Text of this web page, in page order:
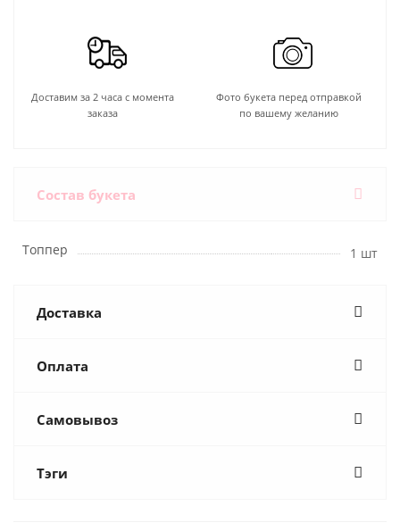
Доставим за 2 часа с момента
заказа
Фото букета перед отправкой
по вашему желанию
Состав букета
Топпер 1 шт
Доставка
Оплата
Самовывоз
Тэги